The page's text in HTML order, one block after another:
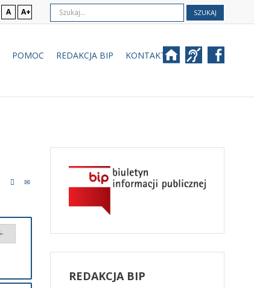
A A+ SZUKAJ
POMOC REDAKCJA BIP KONTAKT
REDAKCJA BIP